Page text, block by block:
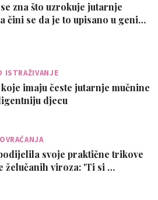
zna što uzrokuje jutarnje
čini se da je to upisano u geni…
ISTRAŽIVANJE
imaju česte jutarnje mučnine
djecu
svoje praktične trikove
želučanih viroza: 'Ti si …